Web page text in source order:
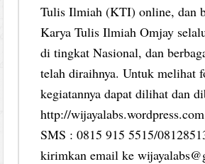
Tulis Ilmiah (KTI) online, dan
Karya Tulis Ilmiah Omjay
di tingkat Nasional, dan
telah diraihnya. Untuk melihat
kegiatannya dapat dilihat dan
http://
SMS : 0815 915 5515/
kirimkan email ke